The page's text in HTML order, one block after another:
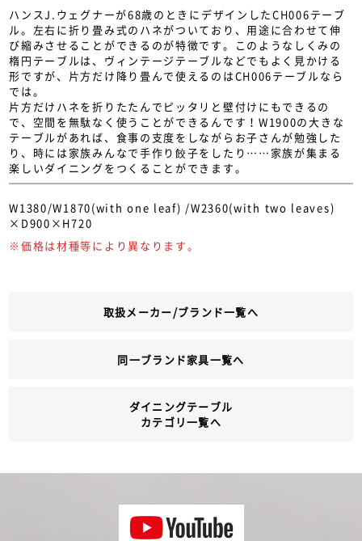
ハンスJ.ウェグナーが68歳のときにデザインしたCH006テーブ
ル。左右に折り畳み式のハネがついており、用途に合わせて伸
び縮みさせることができるのが特徴です。このようなしくみの
楕円テーブルは、ヴィンテージテーブルなどでもよく見かける
形ですが、片方だけ降り畳んで使えるのはCH006テーブルなら
では。
片方だけハネを折りたたんでピッタリと壁付けにもできるの
で、空間を無駄なく使うことができるんです！W1900の大きな
テーブルがあれば、食事の支度をしながらお子さんが勉強した
り、時には家族みんなで手作り餃子をしたり……家族が集まる
楽しいダイニングをつくることができます。
W1380/W1870(with one leaf) /W2360(with two leaves)
×D900×H720
※価格は材種等により異なります。
取扱メーカー/ブランド一覧へ
同一ブランド家具一覧へ
ダイニングテーブル
カテゴリ一覧へ